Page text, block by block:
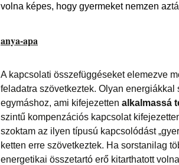
volna képes, hogy gyermeket nemzen az
anya-apa
A kapcsolati összefüggéseket elemezve
feladatra szövetkeztek. Olyan
egymáshoz, ami kifejezetten alkalmassá
szintű kompenzációs kapcsolat
szoktam az ilyen típusú kapcsolódást
ketten erre szövetkeztek. Ha sorstanilag
energetikai összetartó erő kitarthatott